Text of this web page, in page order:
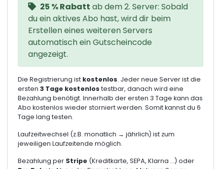
25 % Rabatt ab dem 2. Server: Sobald
du ein aktives Abo hast, wird dir beim
Erstellen eines weiteren Servers
automatisch ein Gutscheincode
angezeigt.
Die Registrierung ist kostenlos. Jeder neue Server ist die
ersten 3 Tage kostenlos testbar, danach wird eine
Bezahlung benötigt. Innerhalb der ersten 3 Tage kann das
Abo kostenlos wieder storniert werden. Somit kannst du 6
Tage lang testen.
Laufzeitwechsel (z.B. monatlich → jährlich) ist zum
jeweiligen Laufzeitende möglich.
Bezahlung per Stripe (Kreditkarte, SEPA, Klarna ...) oder